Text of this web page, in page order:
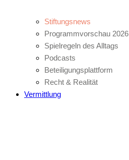
Stiftungsnews
Programmvorschau 2026
Spielregeln des Alltags
Podcasts
Beteiligungsplattform
Recht & Realität
Vermittlung